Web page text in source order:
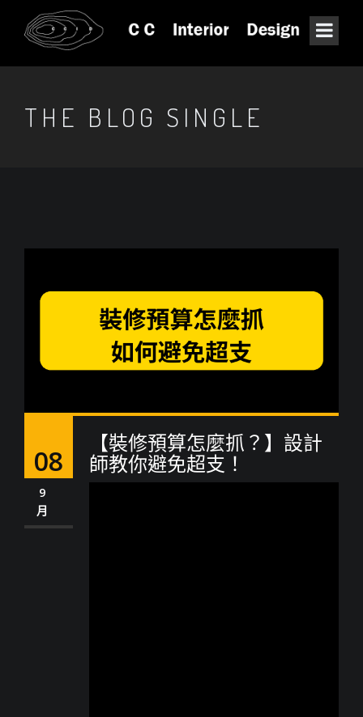
THE BLOG SINGLE
08
9
月
【裝修預算怎麼抓？】設計
師教你避免超支！